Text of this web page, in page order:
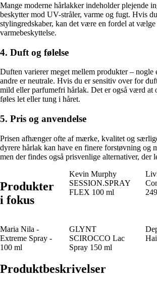
Mange moderne hårlakker indeholder plejende
beskytter mod UV-stråler, varme og fugt. Hvis
stylingredskaber, kan det være en fordel at vælge
varmebeskyttelse.
4. Duft og følelse
Duften varierer meget mellem produkter – nogle
andre er neutrale. Hvis du er sensitiv over for
mild eller parfumefri hårlak. Det er også værd at
føles let eller tung i håret.
5. Pris og anvendelse
Prisen afhænger ofte af mærke, kvalitet og
dyrere hårlak kan have en finere forstøvning og
men der findes også prisvenlige alternativer, der
Produkter
i fokus
Kevin Murphy
SESSION.SPRAY
FLEX 100 ml
Maria Nila -
Extreme Spray -
100 ml
GLYNT
SCIROCCO Lac
Spray 150 ml
Produktbeskrivelser